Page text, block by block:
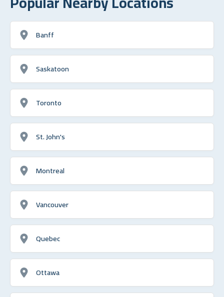
Banff
Saskatoon
Toronto
St. John's
Montreal
Vancouver
Quebec
Ottawa